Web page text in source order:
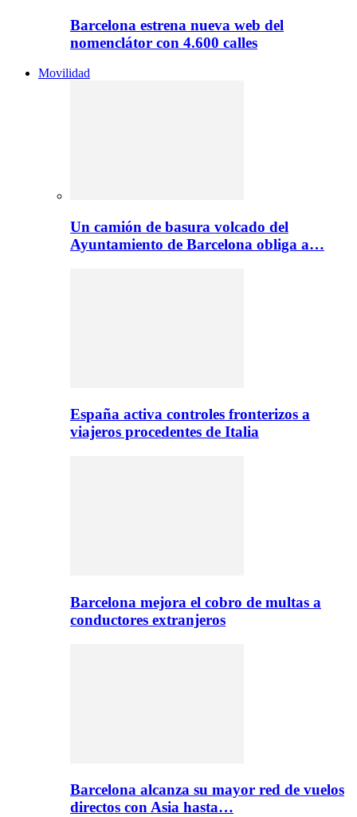
Barcelona estrena nueva web del
nomenclátor con 4.600 calles
Movilidad
Un camión de basura volcado del
Ayuntamiento de Barcelona obliga a…
España activa controles fronterizos a
viajeros procedentes de Italia
Barcelona mejora el cobro de multas a
conductores extranjeros
Barcelona alcanza su mayor red de vuelos
directos con Asia hasta…